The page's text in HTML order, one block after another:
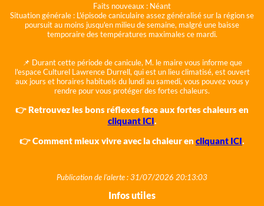
Faits nouveaux : Néant
Situation générale : L'épisode caniculaire assez généralisé sur la région se
poursuit au moins jusqu'en milieu de semaine, malgré une baisse
temporaire des températures maximales ce mardi.
📌 Durant cette période de canicule, M. le maire vous informe que
l'espace Culturel Lawrence Durrell, qui est un lieu climatisé, est ouvert
aux jours et horaires habituels du lundi au samedi, vous pouvez vous y
rendre pour vous protéger des fortes chaleurs.
👉 Retrouvez les bons réflexes face aux fortes chaleurs en
cliquant ICI.
👉 Comment mieux vivre avec la chaleur en cliquant ICI.
Publication de l'alerte : 31/07/2026 20:13:03
Infos utiles